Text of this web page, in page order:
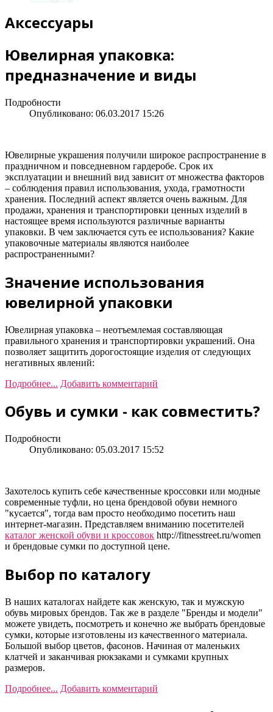
Аксессуары
Ювелирная упаковка:
предназначение и виды
Подробности
Опубликовано: 06.03.2017 15:26
Ювелирные украшения получили широкое распространение в
праздничном и повседневном гардеробе. Срок их
эксплуатации и внешний вид зависит от множества факторов
– соблюдения правил использования, ухода, грамотности
хранения. Последний аспект является очень важным. Для
продажи, хранения и транспортировки ценных изделий в
настоящее время используются различные варианты
упаковки. В чем заключается суть ее использования? Какие
упаковочные материалы являются наиболее
распространенными?
Значение использования
ювелирной упаковки
Ювелирная упаковка – неотъемлемая составляющая
правильного хранения и транспортировки украшений. Она
позволяет защитить дорогостоящие изделия от следующих
негативных явлений:
Подробнее... Добавить комментарий
Обувь и сумки - как совместить?
Подробности
Опубликовано: 05.03.2017 15:52
Захотелось купить себе качественные кроссовки или модные
современные туфли, но цена брендовой обуви немного
"кусается", тогда вам просто необходимо посетить наш
интернет-магазин. Представляем вниманию посетителей
каталог женской обуви и кроссовок http://fitnesstreet.ru/women
и брендовые сумки по доступной цене.
Выбор по каталогу
В наших каталогах найдете как женскую, так и мужскую
обувь мировых брендов. Так же в разделе "Бренды и модели"
можете увидеть, посмотреть и конечно же выбрать брендовые
сумки, которые изготовлены из качественного материала.
Большой выбор цветов, фасонов. Начиная от маленьких
клатчей и заканчивая рюкзаками и сумками крупных
размеров.
Подробнее... Добавить комментарий